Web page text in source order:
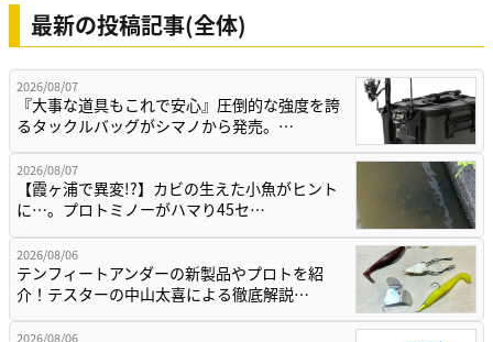
最新の投稿記事(全体)
2026/08/07
『大事な道具もこれで安心』圧倒的な強度を誇
るタックルバッグがシマノから発売。…
2026/08/07
【霞ヶ浦で異変!?】カビの生えた小魚がヒント
に…。プロトミノーがハマり45セ…
2026/08/06
テンフィートアンダーの新製品やプロトを紹
介！テスターの中山太喜による徹底解説…
2026/08/06